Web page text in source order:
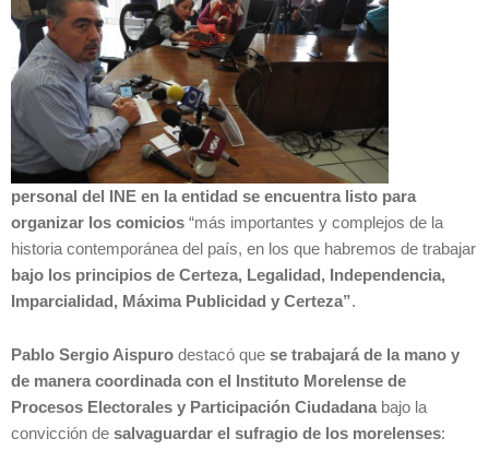
personal del INE en la entidad se encuentra listo para
organizar los comicios “más importantes y complejos de la
historia contemporánea del país, en los que habremos de trabajar
bajo los principios de Certeza, Legalidad, Independencia,
Imparcialidad, Máxima Publicidad y Certeza”.
Pablo Sergio Aispuro destacó que se trabajará de la mano y
de manera coordinada con el Instituto Morelense de
Procesos Electorales y Participación Ciudadanabajo la
convicción de salvaguardar el sufragio de los morelenses: